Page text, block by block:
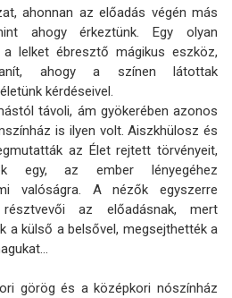
ahonnan az előadás végén más
ahogy érkeztünk. Egy olyan
lelket ébresztő mágikus eszköz,
ahogy a színen látottak
kérdéseivel.
távoli, ám gyökerében azonos
is ilyen volt. Aiszkhülosz és
az Élet rejtett törvényeit,
egy, az ember lényegéhez
valóságra. A nézők egyszerre
az előadásnak, mert
a külső a belsővel, megsejthették a
görög és a középkori nószínház